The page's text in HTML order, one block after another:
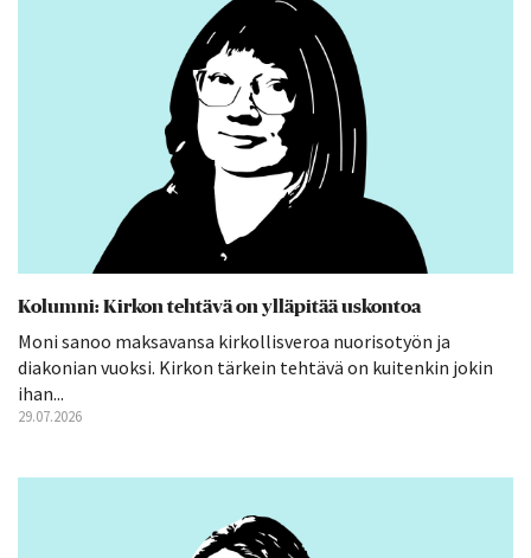
Kolumni: Kirkon tehtävä on ylläpitää uskontoa
Moni sanoo maksavansa kirkollisveroa nuorisotyön ja
diakonian vuoksi. Kirkon tärkein tehtävä on kuitenkin jokin
ihan...
29.07.2026